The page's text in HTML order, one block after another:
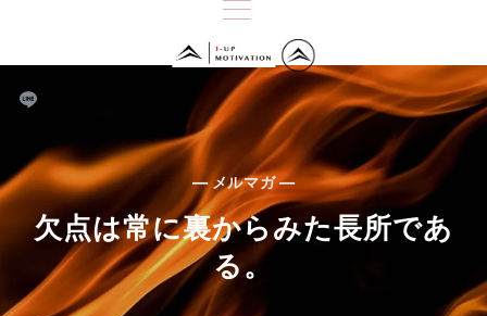
— メルマガ —
欠点は常に裏からみた長所であ
る。